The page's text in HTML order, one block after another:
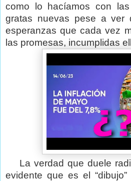
como lo hacíamos con
gratas nuevas pese a ver
esperanzas que cada vez
las promesas, incumplidas
La verdad que duele
evidente que es el